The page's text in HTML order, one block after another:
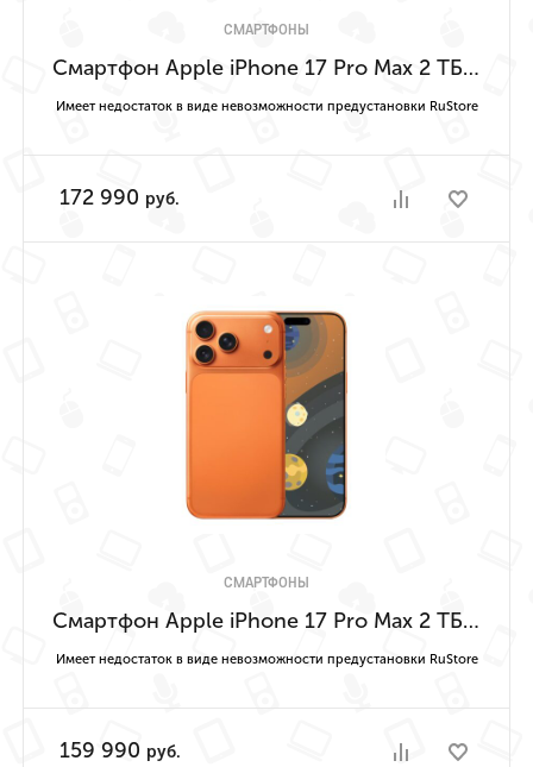
СМАРТФОНЫ
Смартфон Apple iPhone 17 Pro Max 2 ТБ (Серебристый | Silver) Имеет недостаток в виде невозможности предустановки RuStore
Имеет недостаток в виде невозможности предустановки RuStore
172 990 руб.
СМАРТФОНЫ
Смартфон Apple iPhone 17 Pro Max 2 ТБ («Космический оранжевый» | Cosmic Orange) Имеет недостаток в виде невозможности предустановки RuStore
Имеет недостаток в виде невозможности предустановки RuStore
159 990 руб.